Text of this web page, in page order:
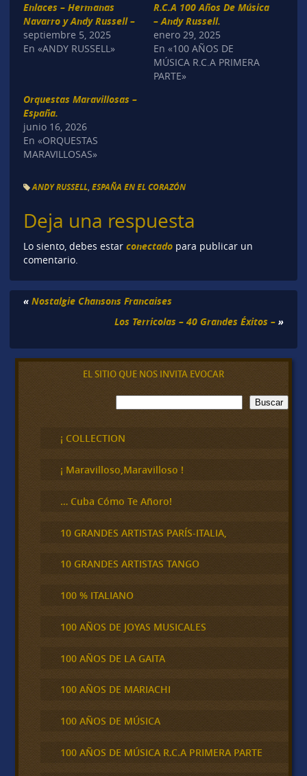
Enlaces – Hermanas
Navarro y Andy Russell –
septiembre 5, 2025
En «ANDY RUSSELL»
R.C.A 100 Años De Música
– Andy Russell.
enero 29, 2025
En «100 AÑOS DE
MÚSICA R.C.A PRIMERA
PARTE»
Orquestas Maravillosas –
España.
junio 16, 2026
En «ORQUESTAS
MARAVILLOSAS»
ANDY RUSSELL, ESPAÑA EN EL CORAZÓN
Deja una respuesta
Lo siento, debes estar conectadopara publicar un
comentario.
« Nostalgie Chansons Francaises
Los Terricolas – 40 Grandes Éxitos – »
EL SITIO QUE NOS INVITA EVOCAR
B
u
c
a
Buscar
¡ COLLECTION
¡ Maravilloso,Maravilloso !
… Cuba Cómo Te Añoro!
10 GRANDES ARTISTAS PARÍS-ITALIA,
10 GRANDES ARTISTAS TANGO
100 % ITALIANO
100 AÑOS DE JOYAS MUSICALES
100 AÑOS DE LA GAITA
100 AÑOS DE MARIACHI
100 AÑOS DE MÚSICA
100 AÑOS DE MÚSICA R.C.A PRIMERA PARTE